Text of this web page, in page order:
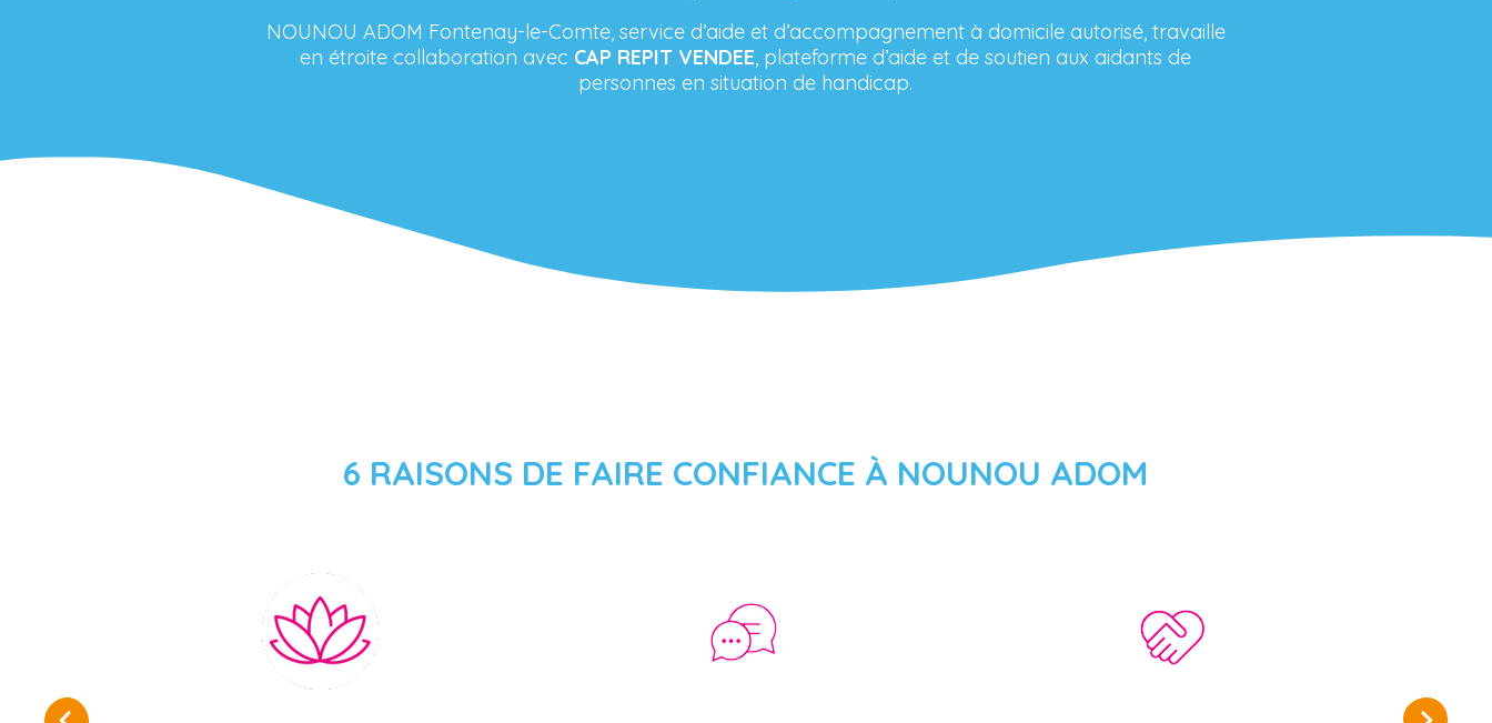
NOUNOU ADOM Fontenay-le-Comte, service d’aide et d’accompagnement à domicile autorisé, travaille
en étroite collaboration avec CAP REPIT VENDEE, plateforme d’aide et de soutien aux aidants de
personnes en situation de handicap.
6 RAISONS DE FAIRE CONFIANCE À NOUNOU ADOM